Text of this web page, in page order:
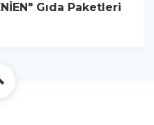
Gıda Paketleri